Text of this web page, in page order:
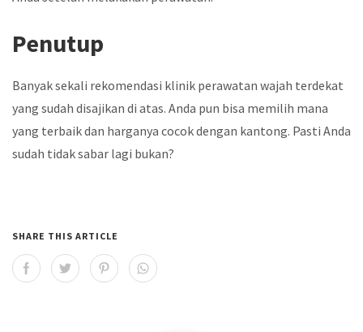
Penutup
Banyak sekali rekomendasi klinik perawatan wajah terdekat
yang sudah disajikan di atas. Anda pun bisa memilih mana
yang terbaik dan harganya cocok dengan kantong. Pasti Anda
sudah tidak sabar lagi bukan?
SHARE THIS ARTICLE